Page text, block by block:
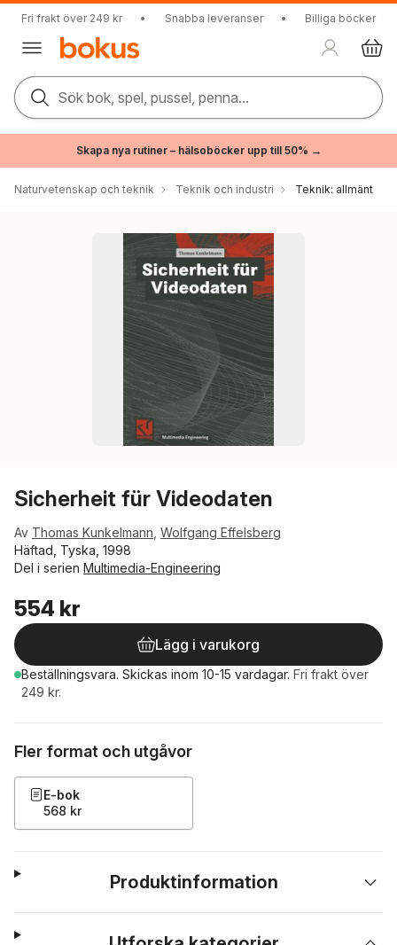
Fri frakt över 249 kr • Snabba leveranser • Billiga böcker
Sök bok, spel, pussel, penna...
Skapa nya rutiner – hälsoböcker upp till 50% →
Naturvetenskap och teknik Teknik och industri Teknik: allmänt
Sicherheit für Videodaten
Av Thomas Kunkelmann Wolfgang Effelsberg
Häftad, Tyska, 1998
Del i serien Multimedia-Engineering
554 kr
Lägg i varukorg
Beställningsvara. Skickas inom 10-15 vardagar. Fri frakt över
249 kr.
Fler format och utgåvor
E-bok
568 kr
Produktinformation